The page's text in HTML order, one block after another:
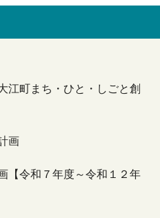
江町まち・ひと・しごと創
画
【令和７年度～令和１２年